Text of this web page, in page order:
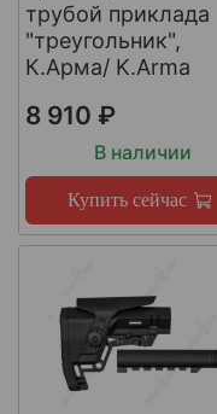
трубой приклада
"треугольник",
К.Арма/ K.Arma
8 910 ₽
В наличии
Купить сейчас